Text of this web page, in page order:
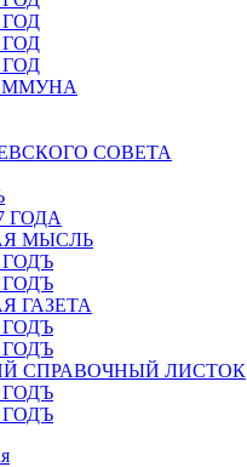
ГОД
ГОД
ГОД
СОВЕТА
ГОДА
МЫСЛЬ
ГОДЪ
ГОДЪ
ГАЗЕТА
ГОДЪ
ГОДЪ
СПРАВОЧНЫЙ ЛИСТОК
ГОДЪ
ГОДЪ